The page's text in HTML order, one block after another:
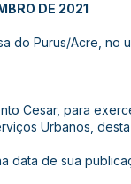
DE 2021
do Purus/Acre, no
Cesar, para
Urbanos,
data de sua